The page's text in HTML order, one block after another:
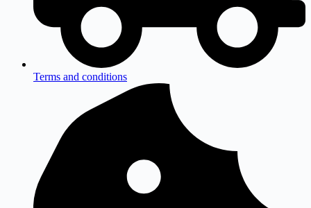
Terms and conditions